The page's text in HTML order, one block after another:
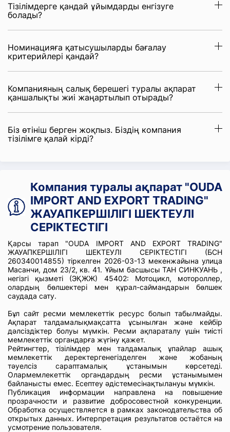
Тізілімдерге қандай ұйымдарды енгізуге
болады?
Номинацияға қатысушыларды бағалау
критерийлері қандай?
Компанияның салық берешегі туралы ақпарат
қаншалықты жиі жаңартылып отырады?
Біз өтініш берген жоқпыз. Біздің компания
тізілімге қалай кірді?
Компания туралы ақпарат "OUDA
IMPORT AND EXPORT ТRADING"
ЖАУАПКЕРШІЛІГІ ШЕКТЕУЛІ
СЕРІКТЕСТІГІ
Қарсы тарап "OUDA IMPORT AND EXPORT ТRADING"
ЖАУАПКЕРШІЛІГІ ШЕКТЕУЛІ СЕРІКТЕСТІГІ (БСН
260340014855) тіркелген 2026-03-13 мекенжайына улица
Масанчи, дом 23/2, кв. 41. Ұйым басшысы ТАН СИНКУАНЬ ,
негізгі қызметі (ЭҚЖЖ) 45402: Мотоцикл, мотороллер,
олардың бөлшектері мен құрал-саймандарын бөлшек
саудада сату.
Бұл сайт ресми мемлекеттік ресурс болып табылмайды.
Ақпарат талдамалықмақсатта ұсынылған және кейбір
дәлсіздіктер болуы мүмкін. Ресми ақпараталу үшін тиісті
мемлекеттік органдарға жүгіну қажет.
Рейтингтер, тізілімдер мен талдамалық ұпайлар ашық
мемлекеттік деректергенегізделген және жобаның
тәуелсіз сараптамалық ұстанымын көрсетеді.
Олармемлекеттік органдардың ресми ұстанымымен
байланысты емес. Есептеу әдістемесінақтылануы мүмкін.
Публикация информации направлена на повышение
прозрачности и развитие добросовестной конкуренции.
Обработка осуществляется в рамках законодательства об
открытых данных. Интерпретация результатов остаётся на
усмотрение пользователя.